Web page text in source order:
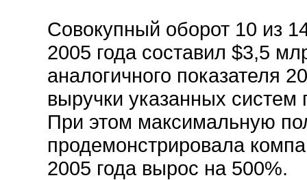
Совокупный оборот 10 из
2005 года составил $3,5
аналогичного показателя
выручки указанных систем
При этом максимальную
продемонстрировала
2005 года вырос на 500%.